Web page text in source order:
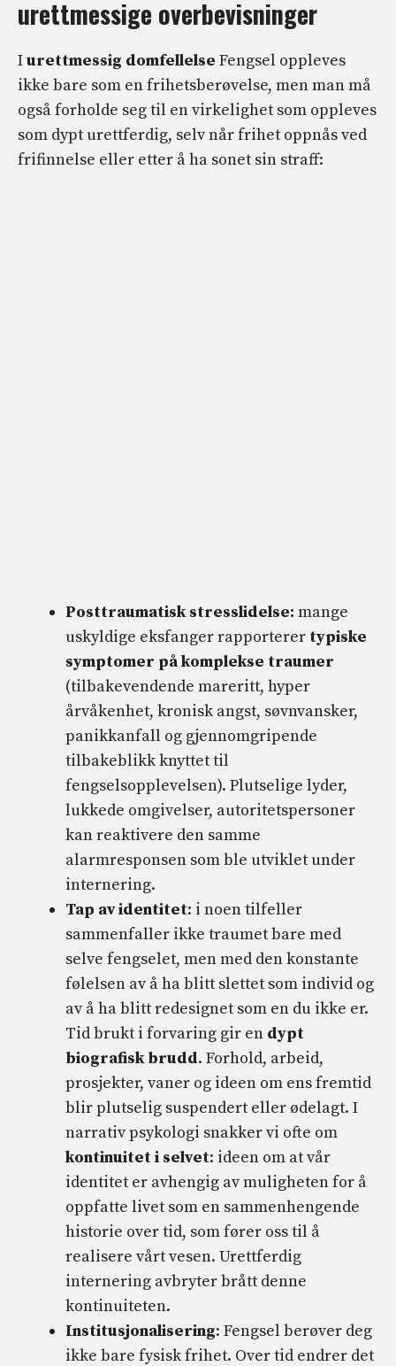
urettmessige overbevisninger
Iurettmessig domfellelse Fengsel oppleves
ikke bare som en frihetsberøvelse, men man må
også forholde seg til en virkelighet som oppleves
som dypt urettferdig, selv når frihet oppnås ved
frifinnelse eller etter å ha sonet sin straff:
Posttraumatisk stresslidelse: mange
uskyldige eksfanger rapporterer typiske
symptomer på komplekse traumer
(tilbakevendende mareritt, hyper
årvåkenhet, kronisk angst, søvnvansker,
panikkanfall og gjennomgripende
tilbakeblikk knyttet til
fengselsopplevelsen). Plutselige lyder,
lukkede omgivelser, autoritetspersoner
kan reaktivere den samme
alarmresponsen som ble utviklet under
internering.
Tap av identitet: i noen tilfeller
sammenfaller ikke traumet bare med
selve fengselet, men med den konstante
følelsen av å ha blitt slettet som individ og
av å ha blitt redesignet som en du ikke er.
Tid brukt i forvaring gir en dypt
biografisk brudd. Forhold, arbeid,
prosjekter, vaner og ideen om ens fremtid
blir plutselig suspendert eller ødelagt. I
narrativ psykologi snakker vi ofte om
kontinuitet i selvet: ideen om at vår
identitet er avhengig av muligheten for å
oppfatte livet som en sammenhengende
historie over tid, som fører oss til å
realisere vårt vesen. Urettferdig
internering avbryter brått denne
kontinuiteten.
Institusjonalisering: Fengsel berøver deg
ikke bare fysisk frihet. Over tid endrer det